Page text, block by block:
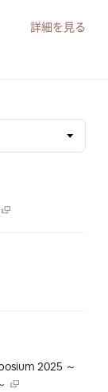
詳細を見る
2025 ～